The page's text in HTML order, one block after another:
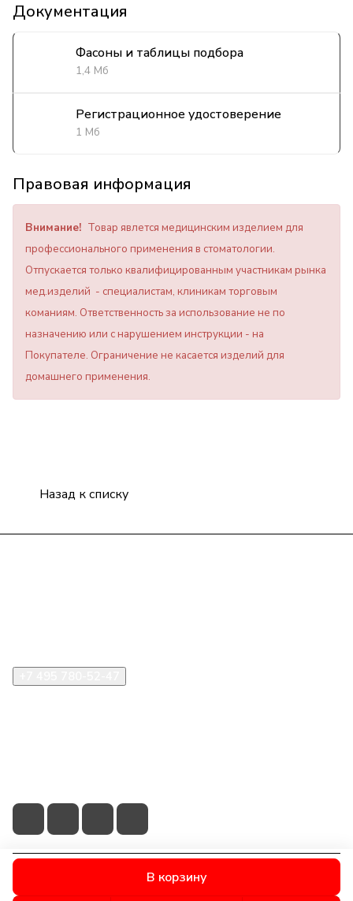
В корзину
Документация
Фасоны и таблицы подбора
1,4 Мб
Регистрационное удостоверение
1 Мб
Правовая информация
Внимание! Товар явлется медицинским изделием для
профессионального применения в стоматологии.
Отпускается только квалифицированным участникам рынка
мед.изделий - специалистам, клиникам торговым
команиям. Ответственность за использование не по
назначению или с нарушением инструкции - на
Покупателе. Ограничение не касается изделий для
домашнего применения.
Назад к списку
© 2026 © S.T.I. Dent - Яркие решения